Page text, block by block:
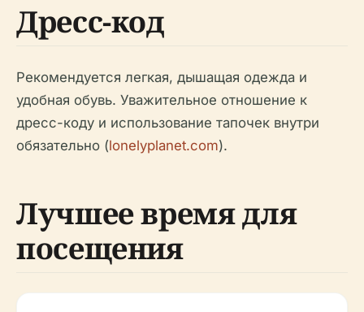
Дресс-код
Рекомендуется легкая, дышащая одежда и
удобная обувь. Уважительное отношение к
дресс-коду и использование тапочек внутри
обязательно (lonelyplanet.com).
Лучшее время для
посещения